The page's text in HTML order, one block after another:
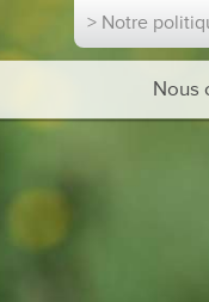
> Notre
Nous